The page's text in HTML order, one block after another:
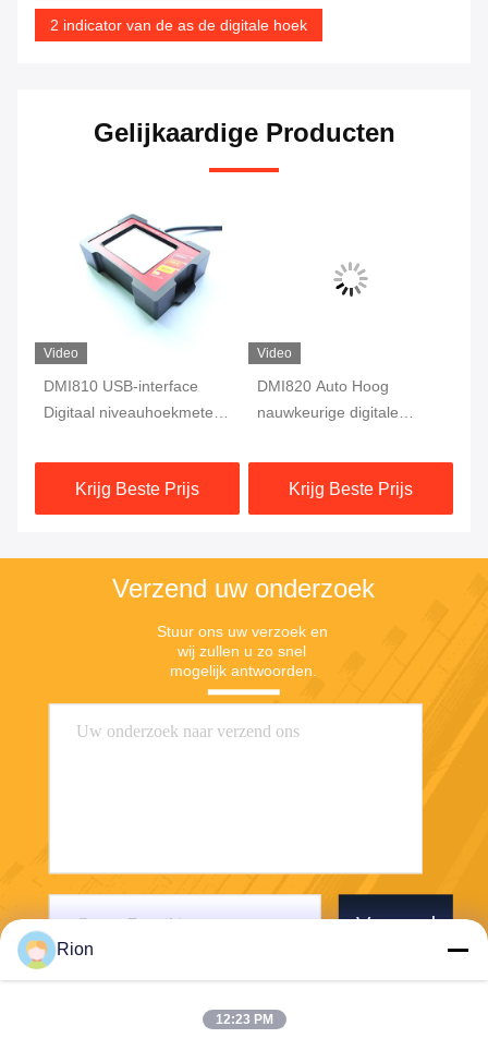
2 indicator van de as de digitale hoek
Gelijkaardige Producten
Video
DMI810 USB-interface
Digitaal niveauhoekmeter
verlengmachine
Krijg Beste Prijs
Video
DMI820 Auto Hoog
nauwkeurige digitale
Industry Grade
Krijg Beste Prijs
Verzend uw onderzoek
Stuur ons uw verzoek en
wij zullen u zo snel
mogelijk antwoorden.
Verzend
Rion
12:23 PM